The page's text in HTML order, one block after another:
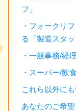
フ」
・フォークリ
る「製造スタッ
・一般事務/経
・スーパー/飲
これら以外に
あなたのご希